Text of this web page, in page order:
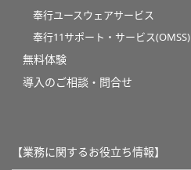
奉行ユースウェアサービス
奉行11サポート・サービス(OMSS)
無料体験
導入のご相談・問合せ
【業務に関するお役立ち情報】